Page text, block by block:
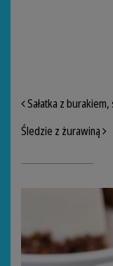
Sałatka z
Śledzie z żurawiną